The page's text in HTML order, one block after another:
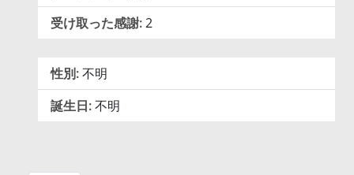
受け取った感謝:2
性別:不明
誕生日:不明